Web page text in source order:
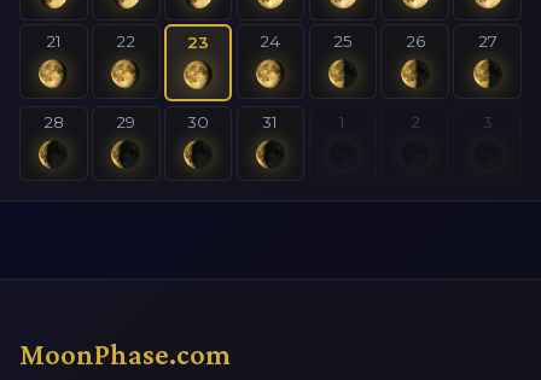
21 22 23 24 25 26 27
28 29 30 31 1 2 3
MoonPhase.com